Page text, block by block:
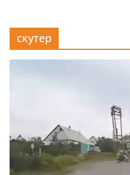
скутер